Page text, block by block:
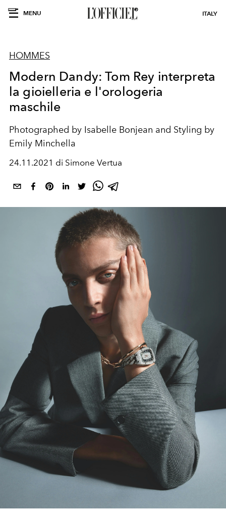
MENU ITALY
HOMMES
Modern Dandy: Tom Rey interpreta
la gioielleria e l'orologeria
maschile
Photographed by Isabelle Bonjean and Styling by
Emily Minchella
24.11.2021 di Simone Vertua